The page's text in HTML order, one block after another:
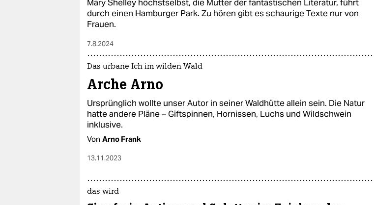
Mary Shelley höchstselbst, die Mutter der fantastischen Literatur, führt
durch einen Hamburger Park. Zu hören gibt es schaurige Texte nur von
Frauen.
7.8.2024
Das urbane Ich im wilden Wald
Arche Arno
Ursprünglich wollte unser Autor in seiner Waldhütte allein sein. Die Natur
hatte andere Pläne – Giftspinnen, Hornissen, Luchs und Wildschwein
inklusive.
Von Arno Frank
13.11.2023
das wird